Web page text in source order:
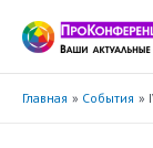
содержимому
Главная События